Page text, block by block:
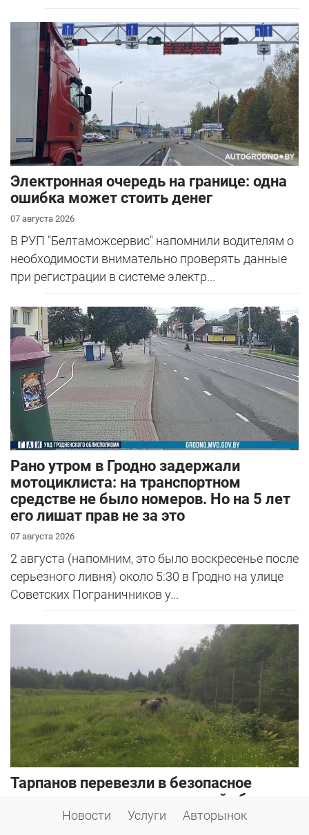
Электронная очередь на границе: одна
ошибка может стоить денег
07 августа 2026
В РУП "Белтаможсервис" напомнили водителям о
необходимости внимательно проверять данные
при регистрации в системе электр...
Рано утром в Гродно задержали
мотоциклиста: на транспортном
средстве не было номеров. Но на 5 лет
его лишат прав не за это
07 августа 2026
2 августа (напомним, это было воскресенье после
серьезного ливня) около 5:30 в Гродно на улице
Советских Пограничников у...
Тарпанов перевезли в безопасное
место: почему диких лошадей убрали с
трассы М6Новости Услуги Авторынок